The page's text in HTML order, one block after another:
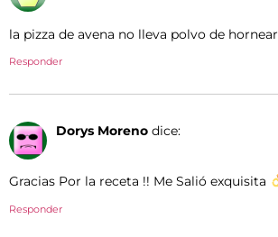
la pizza de avena no lleva polvo de
Responder
Dorys Moreno dice:
Gracias Por la receta !! Me Salió exquisita
Responder